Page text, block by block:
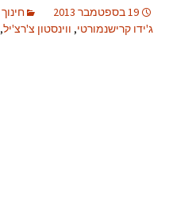
19 בספטמבר 2013 חינוך
ג'ידו קרישנמורטי, ווינסטון צ'רצ'יל,